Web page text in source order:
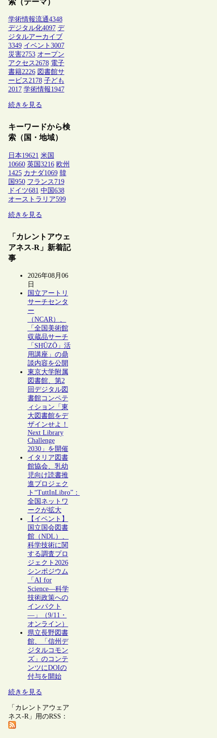
学術情報流通4348
デジタル化4097 デ
ジタルアーカイブ
3349 イベント 3007
災害2753 オープン
アクセス2678 電子
書籍2226 図書館サ
ービス2178 子ども
2017 学術情報1947
続きを見る
キーワードから検
索（国・地域）
日本19621 米国
10660 英国 3216 欧州
1425 カナダ1069 韓
国 950 フランス 719
ドイツ681 中国 638
オーストラリア599
続きを見る
「カレントアウェ
アネス-R」新着記
事
2026年08月06
日
国立アートリ
サーチセンタ
ー
（NCAR）、
「全国美術館
収蔵品サーチ
「SHŪZŌ」活
用講座」の鼎
談内容を公開
東京大学附属
図書館、第2
回デジタル図
書館コンペテ
ィション「東
大図書館をデ
ザインせよ！
Next Library
Challenge
2030」を開催
イタリア図書
館協会、乳幼
児向け読書推
進プロジェク
ト“TuttInLibro”：
全国ネットワ
ークが拡大
【イベント】
国立国会図書
館（NDL）、
科学技術に関
する調査プロ
ジェクト2026
シンポジウム
「AI for
Science―科学
技術政策への
インパクト
―」（9/11・
オンライン）
県立長野図書
館、「信州デ
ジタルコモン
ズ」のコンテ
ンツにDOIの
付与を開始
続きを見る
「カレントアウェア
ネス-R」用のRSS：